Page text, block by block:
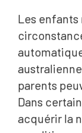
Les enfants
parents
Dans
acquérir la